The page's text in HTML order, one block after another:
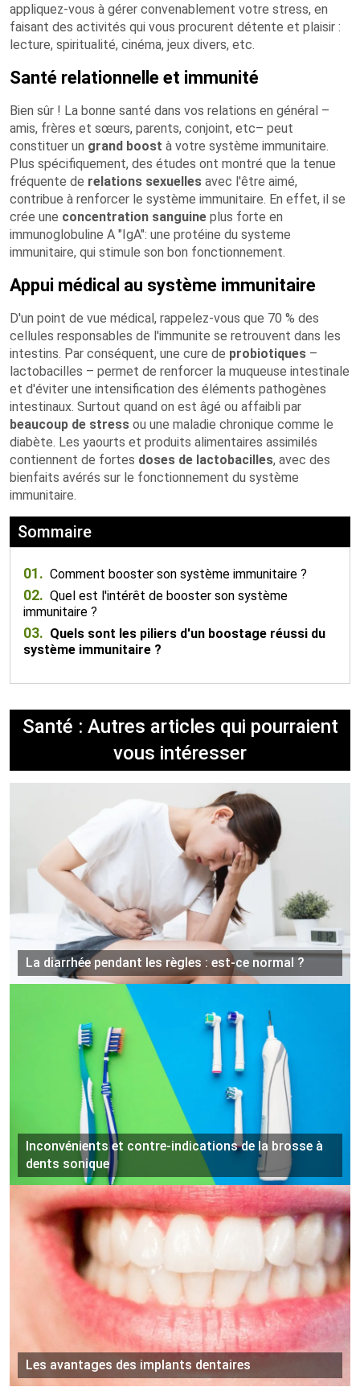
appliquez-vous à gérer convenablement votre stress, en
faisant des activités qui vous procurent détente et plaisir :
lecture, spiritualité, cinéma, jeux divers, etc.
Santé relationnelle et immunité
Bien sûr ! La bonne santé dans vos relations en général –
amis, frères et sœurs, parents, conjoint, etc– peut
constituer un grand boost à votre système immunitaire.
Plus spécifiquement, des études ont montré que la tenue
fréquente de relations sexuelles avec l'être aimé,
contribue à renforcer le système immunitaire. En effet, il se
crée une concentration sanguine plus forte en
immunoglobuline A "IgA": une protéine du systeme
immunitaire, qui stimule son bon fonctionnement.
Appui médical au système immunitaire
D'un point de vue médical, rappelez-vous que 70 % des
cellules responsables de l'immunite se retrouvent dans les
intestins. Par conséquent, une cure de probiotiques –
lactobacilles – permet de renforcer la muqueuse intestinale
et d'éviter une intensification des éléments pathogènes
intestinaux. Surtout quand on est âgé ou affaibli par
beaucoup de stress ou une maladie chronique comme le
diabète. Les yaourts et produits alimentaires assimilés
contiennent de fortes doses de lactobacilles, avec des
bienfaits avérés sur le fonctionnement du système
immunitaire.
Sommaire
01. Comment booster son système immunitaire ?
02. Quel est l'intérêt de booster son système
immunitaire ?
03. Quels sont les piliers d'un boostage réussi du
système immunitaire ?
Santé : Autres articles qui pourraient
vous intéresser
La diarrhée pendant les règles : est-ce normal ?
Inconvénients et contre-indications de la brosse à
dents sonique
Les avantages des implants dentaires